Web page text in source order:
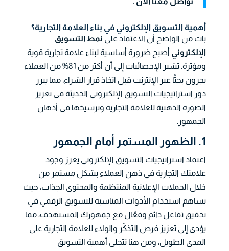
أهمية التسويق الإلكتروني في بناء العلامة التجارية؟
بات من الواضح أن الاعتماد على نمط التسويق
الإلكتروني أصبح ضرورة أساسية لبناء علامة تجارية قوية
ومؤثرة. تشير الإحصائيات إلى أن أكثر من 81% من العملاء
يجرون بحثًا عبر الإنترنت قبل اتخاذ قرار الشراء، مما يبرز
دور استراتيجيات التسويق الإلكتروني الحديثة في تعزيز
الصورة الذهنية للعلامة التجارية وترسيخها في أذهان
الجمهور.
1. الظهور المستمر أمام الجمهور
اعتماد استراتيجيات التسويق الإلكتروني يعزز وجود
علامتك التجارية في ذهن العملاء بشكل مستمر من
خلال الحملات الإعلانية المنتظمة والمحتوى الجذاب، حيث
يساهم استخدام الأدوات المناسبة للتسويق الرقمي في
تحقيق تفاعل دائم وفعّال مع جمهورك المستهدف، مما
يؤدي إلى تعزيز فرص التذكّر والولاء للعلامة التجارية على
المدى الطويل، ومن هنا تتجلى أهمية التسويق